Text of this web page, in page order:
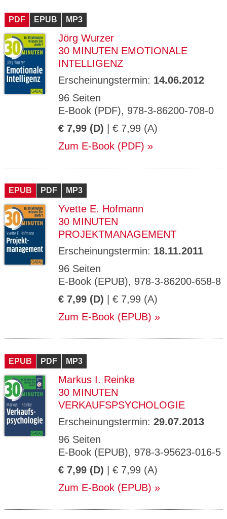
PDF EPUB MP3
Jörg Wurzer
30 MINUTEN EMOTIONALE
INTELLIGENZ
Erscheinungstermin: 14.06.2012
96 Seiten
E-Book (PDF), 978-3-86200-708-0
€ 7,99 (D) | € 7,99 (A)
Zum E-Book (PDF)
EPUB PDF MP3
Yvette E. Hofmann
30 MINUTEN
PROJEKTMANAGEMENT
Erscheinungstermin: 18.11.2011
96 Seiten
E-Book (EPUB), 978-3-86200-658-8
€ 7,99 (D) | € 7,99 (A)
Zum E-Book (EPUB)
EPUB PDF MP3
Markus I. Reinke
30 MINUTEN
VERKAUFSPSYCHOLOGIE
Erscheinungstermin: 29.07.2013
96 Seiten
E-Book (EPUB), 978-3-95623-016-5
€ 7,99 (D) | € 7,99 (A)
Zum E-Book (EPUB)